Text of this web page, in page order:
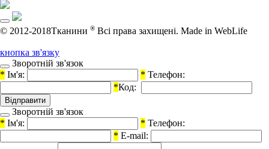
© 2012-2018Тканини ® Всі права захищені. Made in WebLife
кнопка зв'язку
Зворотній зв'язок
* Ім'я: * Телефон:
*Код:
Зворотній зв'язок
* Ім'я: * Телефон:
* E-mail: